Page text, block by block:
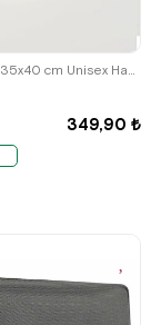
349,90 ₺